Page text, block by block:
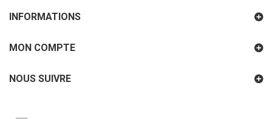
INFORMATIONS
MON COMPTE
NOUS SUIVRE